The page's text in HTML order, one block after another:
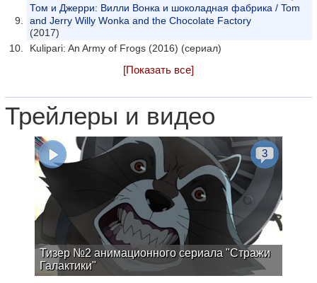
Том и Джерри: Вилли Вонка и шоколадная фабрика / Tom
and Jerry Willy Wonka and the Chocolate Factory
(2017)
Kulipari: An Army of Frogs (2016) (сериал)
[Показать все]
Трейлеры и видео
Тизер №2 анимационного сериала "Стражи
Галактики"
3